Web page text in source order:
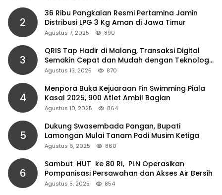
2
36 Ribu Pangkalan Resmi Pertamina Jamin
Distribusi LPG 3 Kg Aman di Jawa Timur
Agustus 7, 2025 890
3
QRIS Tap Hadir di Malang, Transaksi Digital
Semakin Cepat dan Mudah dengan Teknologi
NFC
Agustus 13, 2025 870
4
Menpora Buka Kejuaraan Fin Swimming Piala
Kasal 2025, 900 Atlet Ambil Bagian
Agustus 10, 2025 864
5
Dukung Swasembada Pangan, Bupati
Lamongan Mulai Tanam Padi Musim Ketiga
Agustus 6, 2025 860
6
Sambut HUT ke 80 RI, PLN Operasikan
Pompanisasi Persawahan dan Akses Air Bersih
Agustus 5, 2025 854